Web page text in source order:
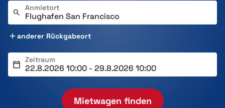
Anmietort
anderer Rückgabeort
Zeitraum
Mietwagen finden